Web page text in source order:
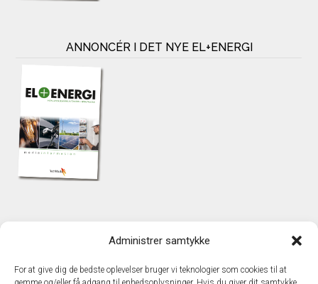
Administrer samtykke
For at give dig de bedste oplevelser bruger vi teknologier som cookies til at
ANNONCÉR I DET NYE EL+ENERGI
TechMedia A/S
DK – 2600 Glostrup